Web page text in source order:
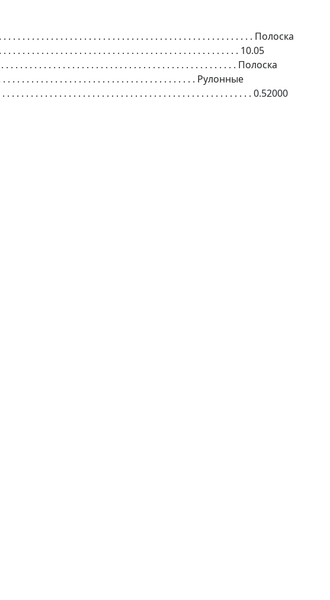
. . . . . . . . . . . . . . . . . . . . . . . . . . . . . . . . . . . . . . . . . . . . . . . . . . . . Полоска
. . . . . . . . . . . . . . . . . . . . . . . . . . . . . . . . . . . . . . . . . . . . . . . . . 10.05
. . . . . . . . . . . . . . . . . . . . . . . . . . . . . . . . . . . . . . . . . . . . . . . . Полоска
. . . . . . . . . . . . . . . . . . . . . . . . . . . . . . . . . . . . . . . . Рулонные
. . . . . . . . . . . . . . . . . . . . . . . . . . . . . . . . . . . . . . . . . . . . . . . . . . . 0.52000